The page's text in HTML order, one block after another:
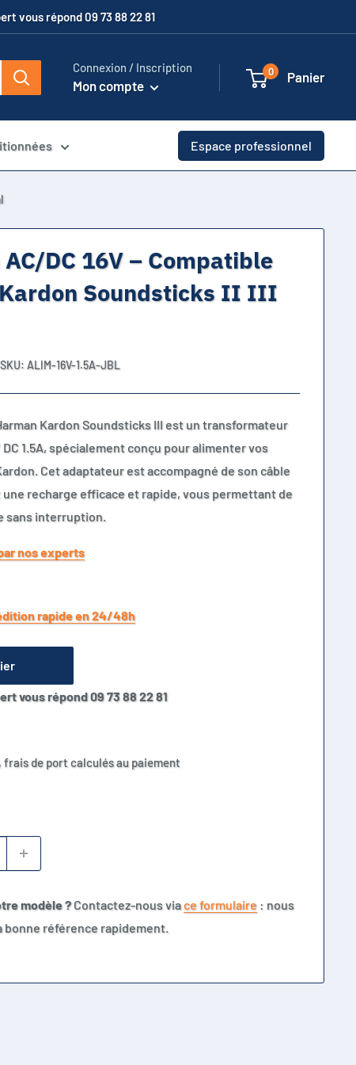
vous répond 09 73 88 22 81
Connexion / Inscription
Mon compte
0 Panier
Espace professionnel
DC 16V – Compatible
Soundsticks II III
SKU: ALIM-16V-1.5A-JBL
Kardon Soundsticks III est un transformateur
DC 1.5A, spécialement conçu pour alimenter vos
Cet adaptateur est accompagné de son câble
recharge efficace et rapide, vous permettant de
sans interruption.
nos experts
rapide en 24/48h
vous répond 09 73 88 22 81
frais de port calculés au paiement
modèle ?Contactez-nous viace formulaire : nous
bonne référence rapidement.